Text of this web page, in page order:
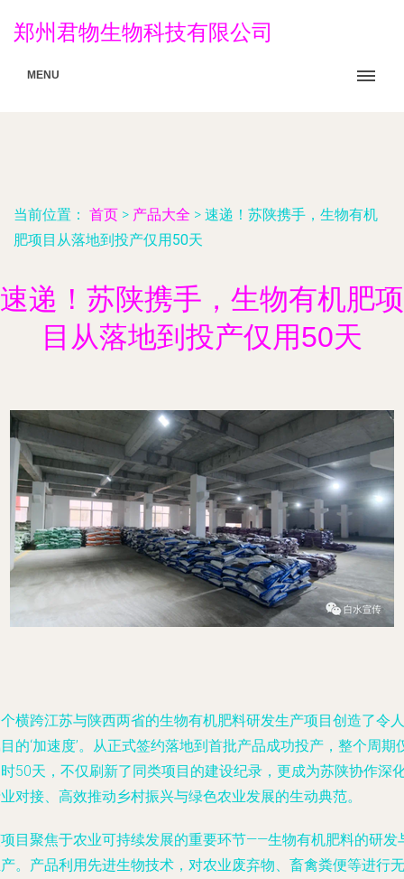
郑州君物生物科技有限公司
MENU
当前位置： 首页 > 产品大全 > 速递！苏陕携手，生物有机
肥项目从落地到投产仅用50天
速递！苏陕携手，生物有机肥项
目从落地到投产仅用50天
横跨江苏与陕西两省的生物有机肥料研发生产项目创造了令人
的‘加速度’。从正式签约落地到首批产品成功投产，整个周期
50天，不仅刷新了同类项目的建设纪录，更成为苏陕协作深
对接、高效推动乡村振兴与绿色农业发展的生动典范。
目聚焦于农业可持续发展的重要环节——生物有机肥料的研发
。产品利用先进生物技术，对农业废弃物、畜禽粪便等进行无